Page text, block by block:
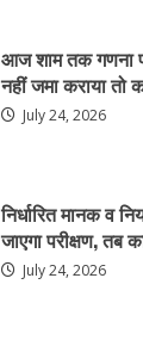
निर्धारित मानक व
जाएगा परीक्षण, तब
July 24, 2026
नियमों के अनुरूप
आयुक्त
July 24, 2026